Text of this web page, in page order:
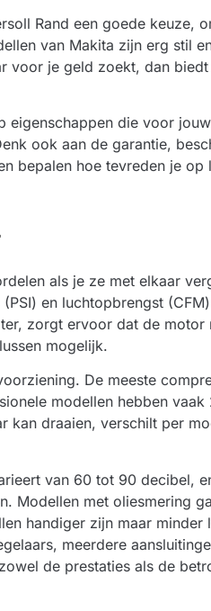
Rand een goede keuze,
van Makita zijn erg stil
voor je geld zoekt, dan
eigenschappen die voor
ook aan de garantie,
bepalen hoe tevreden je op
als je ze met elkaar
en luchtopbrengst
zorgt ervoor dat de motor
mogelijk.
De meeste
modellen hebben
kan draaien, verschilt per
van 60 tot 90 decibel,
Modellen met oliesmering
handiger zijn maar minder
meerdere
de prestaties als de